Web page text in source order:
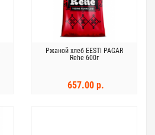
Ржаной хлеб EESTI PAGAR
Rehe 600г
657.00 р.